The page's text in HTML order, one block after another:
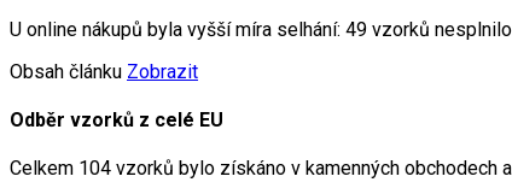
U online nákupů byla vyšší míra selhání: 49 vzorků
Obsah článku Zobrazit
Odběr vzorků z celé EU
Celkem 104 vzorků bylo získáno v kamenných obchodech